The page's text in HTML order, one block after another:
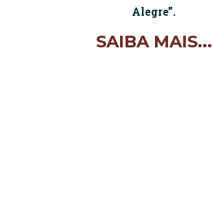
Alegre”.
SAIBA MAIS...